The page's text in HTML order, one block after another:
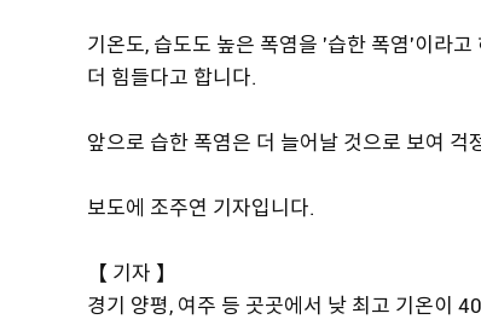
기온도, 습도도 높은 폭염을 '습한 폭염'이라
더 힘들다고 합니다.
앞으로 습한 폭염은 더 늘어날 것으로 보여 걱
보도에 조주연 기자입니다.
【 기자 】
경기 양평, 여주 등 곳곳에서 낮 최고 기온이